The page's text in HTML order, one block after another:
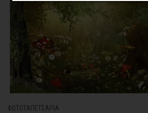
ΦΩΤΟΤΑΠΕΤΣΑΡΙA